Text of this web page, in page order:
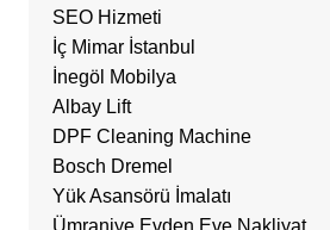
SEO Hizmeti
İç Mimar İstanbul
İnegöl Mobilya
Albay Lift
DPF Cleaning Machine
Bosch Dremel
Yük Asansörü İmalatı
Ümraniye Evden Eve Nakliyat